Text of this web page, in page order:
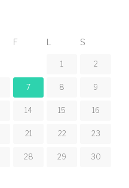
F L S
1 2
7 8 9
14 15 16
21 22 23
28 29 30